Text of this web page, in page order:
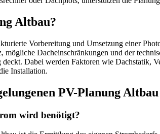
Altbau?
Vorbereitung und Umsetzung einer
mögliche Dacheinschränkungen und der
Dabei werden Faktoren wie Dachstatik,
Installation.
PV-Planung Altbau
wird benötigt?